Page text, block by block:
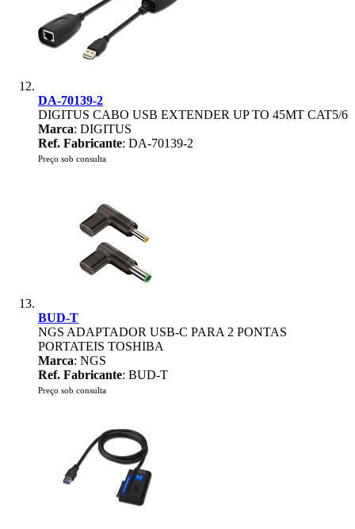
DA-70139-2
DIGITUS CABO USB EXTENDER UP TO 45MT CAT5/6
Marca: DIGITUS
Ref. Fabricante: DA-70139-2
Preço sob consulta
BUD-T
NGS ADAPTADOR USB-C PARA 2 PONTAS
PORTATEIS TOSHIBA
Marca: NGS
Ref. Fabricante: BUD-T
Preço sob consulta